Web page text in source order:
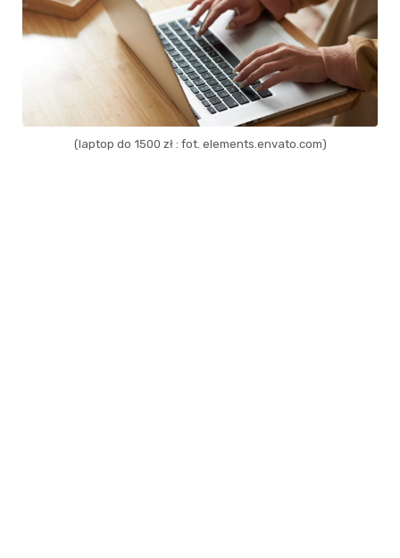
(laptop do 1500 zł : fot. elements.envato.com)